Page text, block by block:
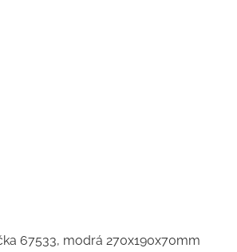
67533, modrá 270x190x70mm